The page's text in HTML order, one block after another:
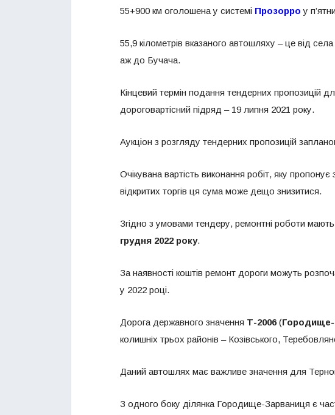
55+900 км оголошена у системі Прозорро у
55,9 кілометрів вказаного автошляху – це від
аж до Бучача.
Кінцевий термін подання тендерних пропозицій
дороговартісний підряд – 19 липня 2021 року.
Аукціон з розгляду тендерних пропозицій
Очікувана вартість виконання робіт, яку
відкритих торгів ця сума може дещо знизитися.
Згідно з умовами тендеру, ремонтні роботи мають
грудня 2022 року.
За наявності коштів ремонт дороги можуть
у 2022 році.
Дорога державного значення Т-2006(Городище-
колишніх трьох районів – Козівського,
Даний автошлях має важливе значення для
З одного боку ділянка Городище-Зарваниця є